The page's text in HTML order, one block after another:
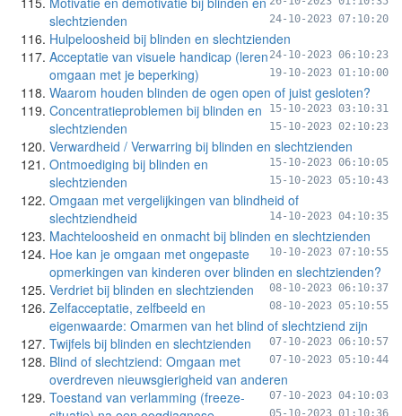
slechtzienden
24-10-2023 07:10:20
Hulpeloosheid bij blinden en slechtzienden
24-10-2023 06:10:23
Acceptatie van visuele handicap (leren
omgaan met je beperking)
19-10-2023 01:10:00
Waarom houden blinden de ogen open of juist gesloten?
15-10-2023 03:10:31
Concentratieproblemen bij blinden en
slechtzienden
15-10-2023 02:10:23
Verwardheid / Verwarring bij blinden en slechtzienden
15-10-2023 06:10:05
Ontmoediging bij blinden en
slechtzienden
15-10-2023 05:10:43
Omgaan met vergelijkingen van blindheid of
slechtziendheid
14-10-2023 04:10:35
Machteloosheid en onmacht bij blinden en slechtzienden
10-10-2023 07:10:55
Hoe kan je omgaan met ongepaste
opmerkingen van kinderen over blinden en slechtzienden?
08-10-2023 06:10:37
Verdriet bij blinden en slechtzienden
08-10-2023 05:10:55
Zelfacceptatie, zelfbeeld en
eigenwaarde: Omarmen van het blind of slechtziend zijn
07-10-2023 06:10:57
Twijfels bij blinden en slechtzienden
07-10-2023 05:10:44
Blind of slechtziend: Omgaan met
overdreven nieuwsgierigheid van anderen
07-10-2023 04:10:03
Toestand van verlamming (freeze-
05-10-2023 01:10:36